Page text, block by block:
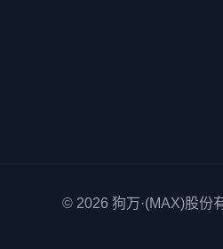
© 2026 狗万·(MAX)股份